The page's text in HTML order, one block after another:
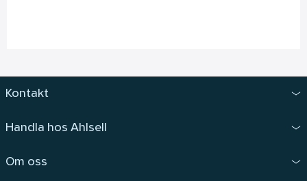
Kontakt
Handla hos Ahlsell
Om oss